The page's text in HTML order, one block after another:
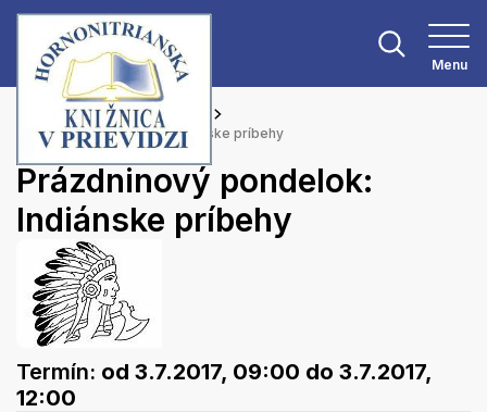
Menu
Hlavná stránka
Podujatia
Prázdninový pondelok: Indiánske príbehy
Prázdninový pondelok:
Indiánske príbehy
Termín: od 3.7.2017, 09:00 do 3.7.2017,
12:00